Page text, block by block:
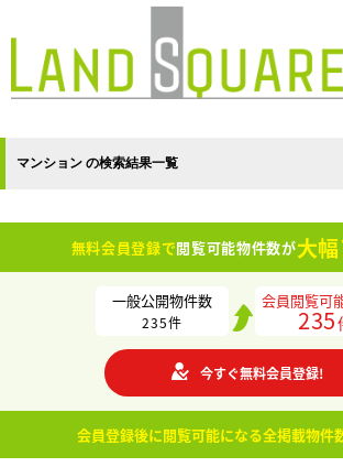
マンション の検索結果一覧
無料会員登録で閲覧可能物件数が大
一般公開物件数
235件
会員閲覧可
235
今すぐ無料会員登録!
会員登録後に閲覧可能になる全掲載物件